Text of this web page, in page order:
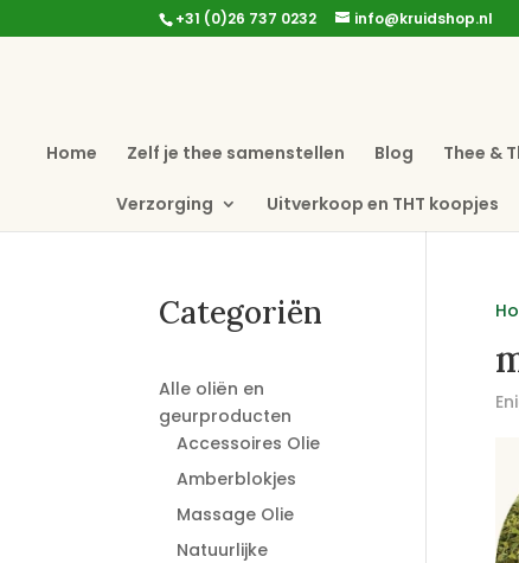
+31 (0)26 737 0232 info@kruidshop.nl
Home Zelf je thee samenstellen Blog Thee &
Verzorging Uitverkoop en THT koopjes
Categoriën
Alle oliën en
geurproducten
Accessoires Olie
Amberblokjes
Massage Olie
Natuurlijke